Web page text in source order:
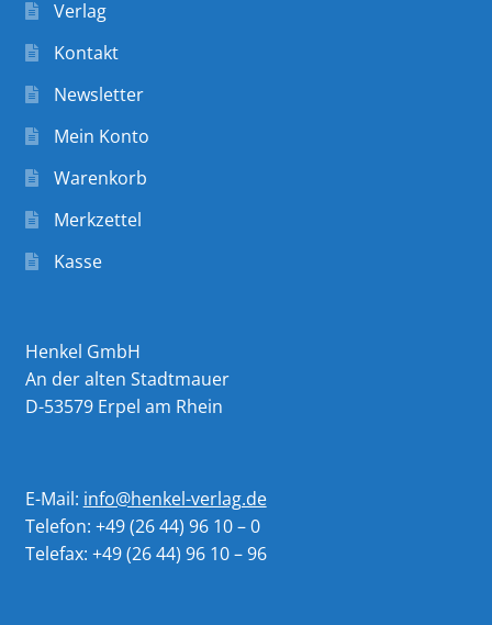
Verlag
Kontakt
Newsletter
Mein Konto
Warenkorb
Merkzettel
Kasse
Henkel GmbH
An der alten Stadtmauer
D-53579 Erpel am Rhein
E-Mail: info@henkel-verlag.de
Telefon: +49 (26 44) 96 10 – 0
Telefax: +49 (26 44) 96 10 – 96